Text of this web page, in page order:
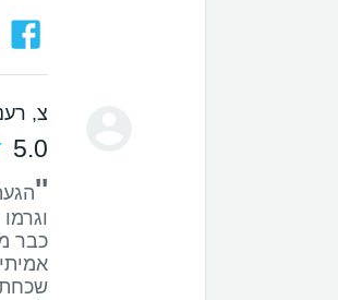
צ,
5.0
''
כבר